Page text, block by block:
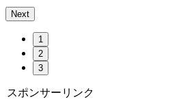
Next
1
2
3
スポンサーリンク